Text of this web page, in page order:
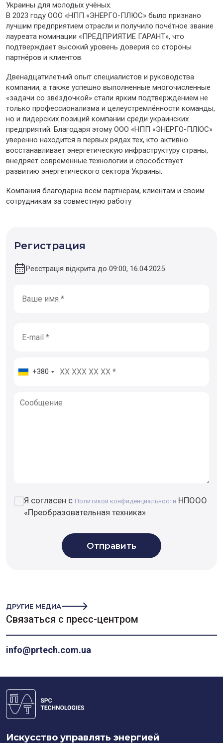
Украины для молодых учёных.
В 2023 году ООО «НПП «ЭНЕРГО-ПЛЮС» было признано
лучшим предприятием отрасли и получило почётное звание
лауреата номинации «ПРЕДПРИЯТИЕ ГАРАНТ», что
подтверждает высокий уровень доверия со стороны
партнёров и клиентов.
Двенадцатилетний опыт специалистов и руководства
компании, а также успешно выполненные многочисленные
«задачи со звёздочкой» стали ярким подтверждением не
только профессионализма и целеустремлённости команды,
но и лидерских позиций компании среди украинских
предприятий. Благодаря этому ООО «НПП «ЭНЕРГО-ПЛЮС»
уверенно находится в первых рядах тех, кто активно
восстанавливает энергетическую инфраструктуру страны,
внедряет современные технологии и способствует
развитию энергетического сектора Украины.
Компания благодарна всем партнёрам, клиентам и своим
сотрудникам за совместную работу
Регистрация
Реєстрація відкрита до 09:00, 16.04.2025
+380
Я согласен с Политикой конфиденциальности НПООО
«Преобразовательная техника»
ДРУГИЕ МЕДИА
Связаться с пресс-центром
info@prtech.com.ua
Искусство управлять энергией